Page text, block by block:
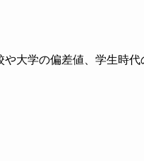
や大学の偏差値、学生時